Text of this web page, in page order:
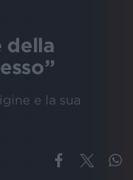
della
e la sua